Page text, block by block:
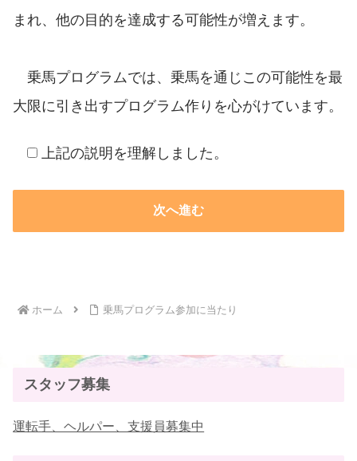
まれ、他の目的を達成する可能性が増えます。
乗馬プログラムでは、乗馬を通じこの可能性を最
大限に引き出すプログラム作りを心がけています。
上記の説明を理解しました。
ホーム 乗馬プログラム参加に当たり
スタッフ募集
運転手、ヘルパー、支援員募集中